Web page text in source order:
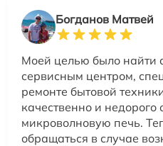
Богданов Матвей
Моей целью было найти
сервисным центром,
ремонте бытовой
качественно и
микроволновую печь.
обращаться в случае